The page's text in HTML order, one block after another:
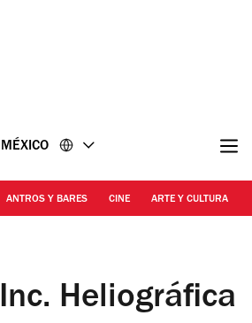
ANTROS Y BARES CINE ARTE Y CULTURA
Heliográfica